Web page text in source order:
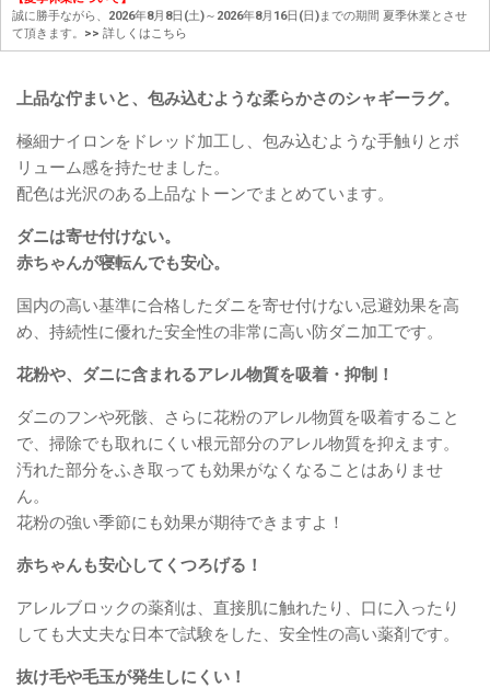
誠に勝手ながら、2026年8月8日(土)～2026年8月16日(日)までの期間 夏季休業とさせ
て頂きます。 >> 詳しくはこちら
上品な佇まいと、包み込むような柔らかさのシャギーラグ。
極細ナイロンをドレッド加工し、包み込むような手触りとボ
リューム感を持たせました。
配色は光沢のある上品なトーンでまとめています。
ダニは寄せ付けない。
赤ちゃんが寝転んでも安心。
国内の高い基準に合格したダニを寄せ付けない忌避効果を高
め、持続性に優れた安全性の非常に高い防ダニ加工です。
花粉や、ダニに含まれるアレル物質を吸着・抑制！
ダニのフンや死骸、さらに花粉のアレル物質を吸着すること
で、掃除でも取れにくい根元部分のアレル物質を抑えます。
汚れた部分をふき取っても効果がなくなることはありませ
ん。
花粉の強い季節にも効果が期待できますよ！
赤ちゃんも安心してくつろげる！
アレルブロックの薬剤は、直接肌に触れたり、口に入ったり
しても大丈夫な日本で試験をした、安全性の高い薬剤です。
抜け毛や毛玉が発生しにくい！